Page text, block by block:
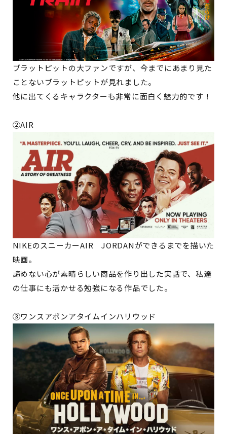
ブラットピットの大ファンですが、今までにあまり見た
ことないブラットピットが見れました。
他に出てくるキャラクターも非常に面白く魅力的です！
②AIR
NIKEのスニーカーAIR JORDANができるまでを描いた
映画。
諦めない心が素晴らしい商品を作り出した実話で、私達
の仕事にも活かせる勉強になる作品でした。
③ワンスアポンアタイムインハリウッド